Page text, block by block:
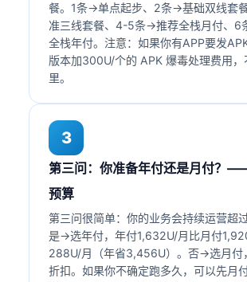
餐。1条→单点起步、2条→基础双线套
准三线套餐、4-5条→推荐全栈月付、6
全栈年付。注意：如果你有APP要发
版本加300U/个的 APK 爆毒处理费用，
里。
3
第三问：你准备年付还是月付？
预算
第三问很简单：你的业务会持续运营超
是→选年付，年付1,632U/月比月付
288U/月（年省3,456U）。否→选月付
折扣。如果你不确定跑多久，可以先月